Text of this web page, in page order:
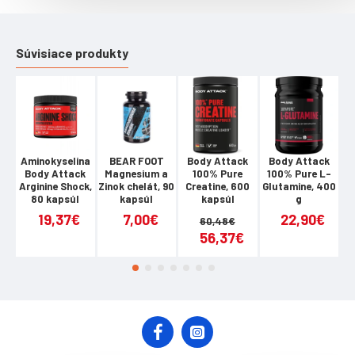
Vegánsky
Gluten FREE
1 jeden cukrík *ODD
Vitamin B6 0,5mg 36
Vitamín B12 1,2 µg 48
Jodid 50 µg 33
Jablčný ocot 530mg
*ODD = odporúčaná denná dávka
Súvisiace produkty
Aminokyselina
Body Attack
Arginine Shock,
80 kapsúl
19,37€
BEAR FOOT
Magnesium a
Zinok chelát, 90
kapsúl
7,00€
Body Attack
100% Pure
Creatine, 600
kapsúl
56,37€
60,48€
Body Attack
100% Pure L-
Glutamine, 400
g
22,90€